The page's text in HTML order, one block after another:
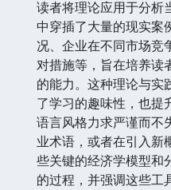
读者将理论应用于分析
中穿插了大量的现实案
况、企业在不同市场竞
对措施等，旨在培养读
的能力。这种理论与实
了学习的趣味性，也提
语言风格力求严谨而不
业术语，或者在引入新
些关键的经济学模型和
的过程，并强调这些工